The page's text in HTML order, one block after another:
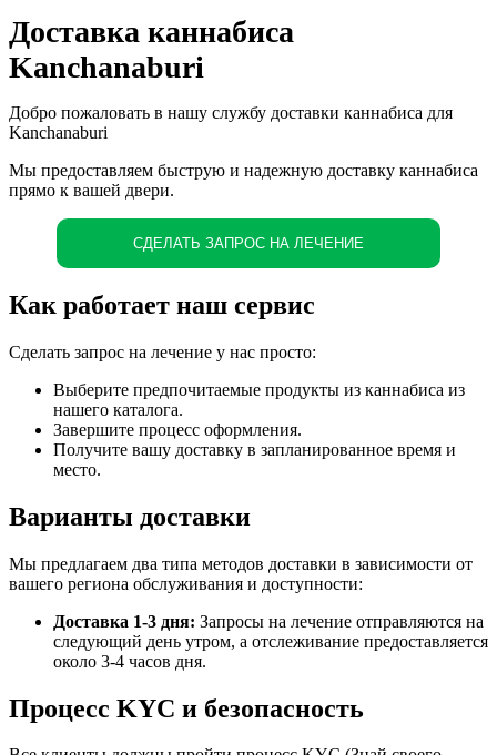
Доставка каннабиса
Kanchanaburi
Добро пожаловать в нашу службу доставки каннабиса для
Kanchanaburi
Мы предоставляем быструю и надежную доставку каннабиса
прямо к вашей двери.
СДЕЛАТЬ ЗАПРОС НА ЛЕЧЕНИЕ
Как работает наш сервис
Сделать запрос на лечение у нас просто:
Выберите предпочитаемые продукты из каннабиса из
нашего каталога.
Завершите процесс оформления.
Получите вашу доставку в запланированное время и
место.
Варианты доставки
Мы предлагаем два типа методов доставки в зависимости от
вашего региона обслуживания и доступности:
Доставка 1-3 дня: Запросы на лечение отправляются на
следующий день утром, а отслеживание предоставляется
около 3-4 часов дня.
Процесс KYC и безопасность